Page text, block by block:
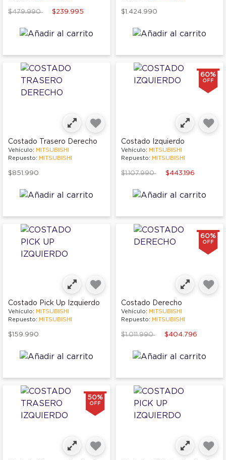
Price reduced from
$479.990to $239.995 $1.424.990
Costado Trasero Derecho
Vehículo: MITSUBISHI
Repuesto: MITSUBISHI
$851.990
60%
OFF
Costado Izquierdo
Vehículo: MITSUBISHI
Repuesto: MITSUBISHI
Price reduced from
$1.107.990to $443.196
Costado Pick Up Izquierdo
Vehículo: MITSUBISHI
Repuesto: MITSUBISHI
$159.990
60%
OFF
Costado Derecho
Vehículo: MITSUBISHI
Repuesto: MITSUBISHI
Price reduced from
$1.011.990to $404.796
50%
OFF